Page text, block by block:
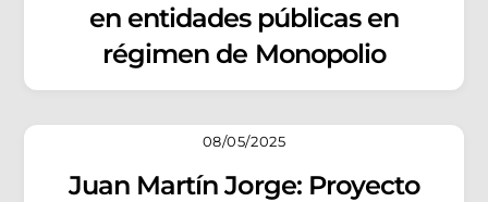
en entidades públicas en
régimen de Monopolio
08/05/2025
Juan Martín Jorge: Proyecto